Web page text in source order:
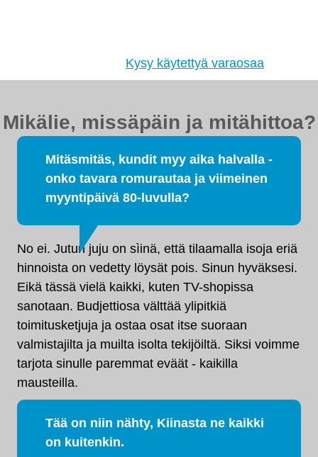
Kysy käytettyä varaosaa
Mikälie, missäpäin ja mitähittoa?
Mitäsmitäs, kundit myy aika halvalla -
onko tavara romurautaa ja viimeinen
myyntipäivä 80-luvulla?
No ei. Jutun juju on sìinä, että tilaamalla isoja eriä
hinnoista on vedetty löysät pois. Sinun hyväksesi.
Eikä tässä vielä kaikki, kuten TV-shopissa
sanotaan. Budjettiosa välttää ylipitkiä
toimitusketjuja ja ostaa osat itse suoraan
valmistajilta ja muilta isolta tekijöiltä. Siksi voimme
tarjota sinulle paremmat eväät - kaikilla
mausteilla.
Tää on niin nähty, Kiinasta ne kaikki
on kuitenkin.